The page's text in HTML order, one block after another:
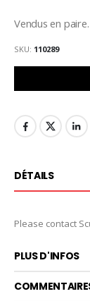
Vendus en paire.
SKU 110289
DÉTAILS
Please contact
PLUS D'INFOS